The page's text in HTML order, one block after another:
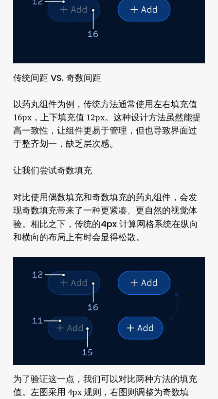
传统间距 VS. 奇数间距
以药丸组件为例，传统方法通常使用左右填充值
16px，上下填充值 12px。这种设计方法虽然能提
高一致性，让组件更易于管理，但也导致界面过
于整齐划一，缺乏层次感。
让我们尝试奇数填充
对比使用偶数填充和奇数填充的药丸组件，会发
现奇数填充带来了一种更紧凑、更自然的视觉体
验。相比之下，传统的4px 计算网格系统在纵向
和横向的布局上有时会显得松散。
为了验证这一点，我们可以对比两种方法的填充
值。左图采用 4px 规则，右图则调整为奇数填